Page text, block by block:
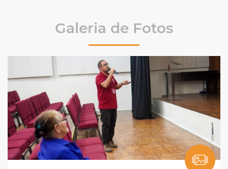
Galeria de Fotos